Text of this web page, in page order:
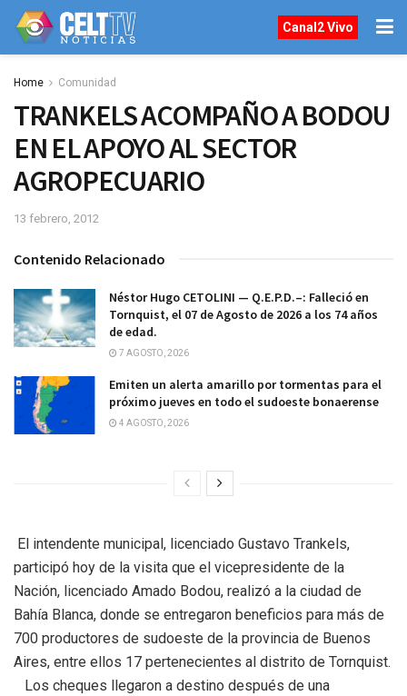
Canal2 Vivo
Home Comunidad
TRANKELS ACOMPAÑO A BODOU
EN EL APOYO AL SECTOR
AGROPECUARIO
13 febrero, 2012
Contenido Relacionado
Néstor Hugo CETOLINI — Q.E.P.D.–: Falleció en
Tornquist, el 07 de Agosto de 2026 a los 74 años
de edad.
7 AGOSTO, 2026
Emiten un alerta amarillo por tormentas para el
próximo jueves en todo el sudoeste bonaerense
4 AGOSTO, 2026
El intendente municipal, licenciado Gustavo Trankels,
participó hoy de la visita que el vicepresidente de la
Nación, licenciado Amado Bodou, realizó a la ciudad de
Bahía Blanca, donde se entregaron beneficios para más de
700 productores de sudoeste de la provincia de Buenos
Aires, entre ellos 17 pertenecientes al distrito de Tornquist.
Los cheques llegaron a destino después de una